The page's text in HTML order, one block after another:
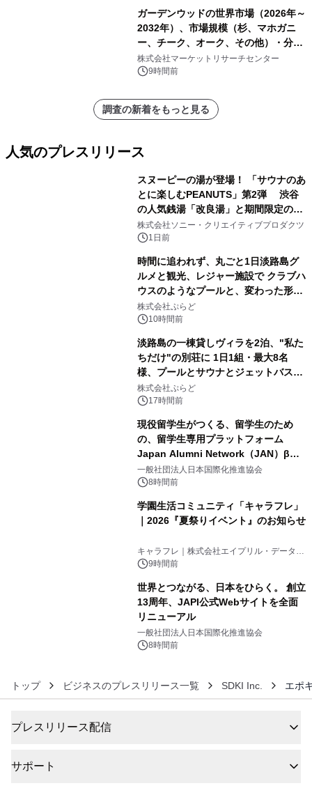
ガーデンウッドの世界市場（2026年～
2032年）、市場規模（杉、マホガニ
ー、チーク、オーク、その他）・分析
レポートを発表
株式会社マーケットリサーチセンター
9時間前
調査の新着をもっと見る
人気のプレスリリース
スヌーピーの湯が登場！ 「サウナのあ
とに楽しむPEANUTS」第2弾 渋谷
の人気銭湯「改良湯」と期間限定のコ
ラボレーション サウナイキタイコラ
ボグッズも発売決定！
株式会社ソニー・クリエイティブプロダクツ
1日前
時間に追われず、丸ごと1日淡路島グ
ルメと観光、レジャー施設で クラブハ
ウスのようなプールと、変わった形の
サウナも 「THE BOXY AWAJI」のお
得な素泊まり連泊プランで
株式会社ぷらど
10時間前
淡路島の一棟貸しヴィラを2泊、"私た
ちだけ"の別荘に 1日1組・最大8名
様、プールとサウナとジェットバス付
きで Villa Mon Temps AWAJIの連泊
素泊りプラン
株式会社ぷらど
17時間前
現役留学生がつくる、留学生のため
の、留学生専用プラットフォーム
Japan Alumni Network（JAN）β版
をリリース
一般社団法人日本国際化推進協会
8時間前
学園生活コミュニティ「キャラフレ」
｜2026『夏祭りイベント』のお知らせ
キャラフレ｜株式会社エイプリル・データ・
デザインズ
9時間前
世界とつながる、日本をひらく。 創立
13周年、JAPI公式Webサイトを全面
リニューアル
一般社団法人日本国際化推進協会
8時間前
トップ ビジネスのプレスリリース一覧 SDKI Inc. エポ
プレスリリース配信
サポート